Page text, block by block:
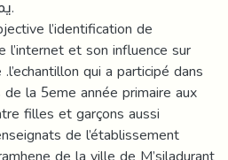
l’identification de
l’internet et son influence sur
qui a participé dans
la 5eme année primaire aux
filles et garçons aussi
de l’établissement